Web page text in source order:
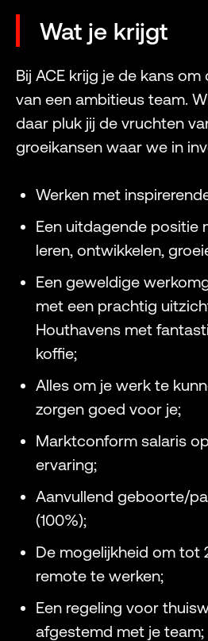
Wat je krijgt
Bij ACE krijg je de kans
van een ambitieus team.
daar pluk jij de vruchten
groeikansen waar we in
Werken met
Een uitdagende positie
leren, ontwikkelen,
Een geweldige
met een prachtig
Houthavens met
koffie;
Alles om je werk te
zorgen goed voor je;
Marktconform salaris
ervaring;
Aanvullend geboorte/
(100%);
De mogelijkheid om tot
remote te werken;
Een regeling voor
afgestemd met je team;